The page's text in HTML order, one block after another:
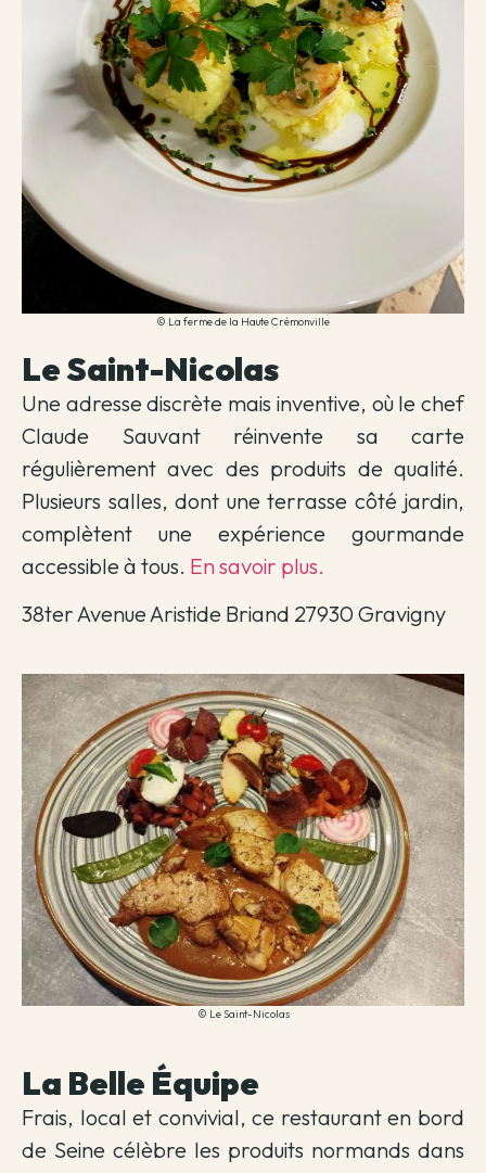
© La ferme de la Haute Crémonville
Le Saint-Nicolas
Une adresse discrète mais inventive, où le chef
Claude Sauvant réinvente sa carte
régulièrement avec des produits de qualité.
Plusieurs salles, dont une terrasse côté jardin,
complètent une expérience gourmande
accessible à tous. En savoir plus.
38ter Avenue Aristide Briand 27930 Gravigny
© Le Saint-Nicolas
La Belle Équipe
Frais, local et convivial, ce restaurant en bord
de Seine célèbre les produits normands dans